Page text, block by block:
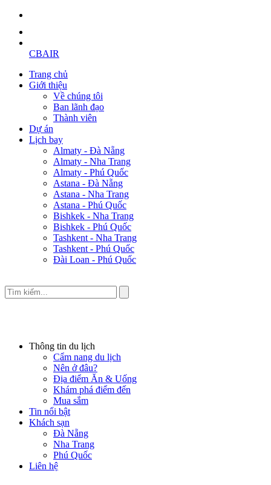
CBAIR
Trang chủ
Giới thiệu
Về chúng tôi
Ban lãnh đạo
Thành viên
Dự án
Lịch bay
Almaty - Đà Nẵng
Almaty - Nha Trang
Almaty - Phú Quốc
Astana - Đà Nẵng
Astana - Nha Trang
Astana - Phú Quốc
Bishkek - Nha Trang
Bishkek - Phú Quốc
Tashkent - Nha Trang
Tashkent - Phú Quốc
Đài Loan - Phú Quốc
Thông tin du lịch
Cẩm nang du lịch
Nên ở đâu?
Địa điểm Ăn & Uống
Khám phá điểm đến
Mua sắm
Tin nổi bật
Khách sạn
Đà Nẵng
Nha Trang
Phú Quốc
Liên hệ